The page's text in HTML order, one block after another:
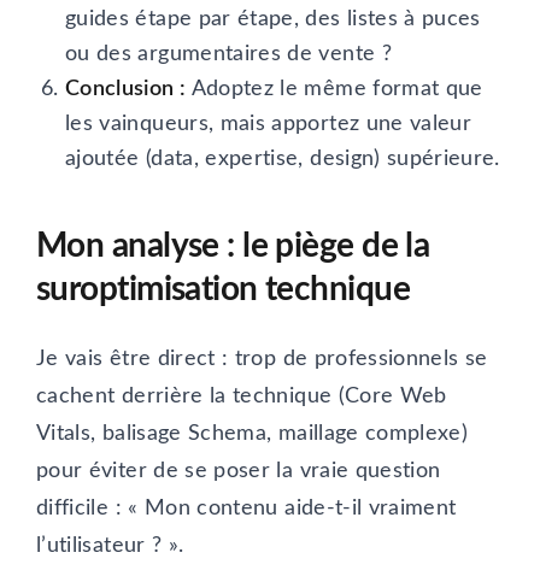
guides étape par étape, des listes à puces
ou des argumentaires de vente ?
Conclusion : Adoptez le même format que
les vainqueurs, mais apportez une valeur
ajoutée (data, expertise, design) supérieure.
Mon analyse : le piège de la
suroptimisation technique
Je vais être direct : trop de professionnels se
cachent derrière la technique (Core Web
Vitals, balisage Schema, maillage complexe)
pour éviter de se poser la vraie question
difficile : « Mon contenu aide-t-il vraiment
l’utilisateur ? ».